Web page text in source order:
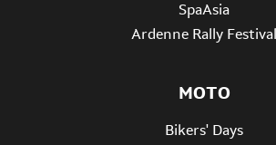
SpaAsia
Ardenne Rally Festival
MOTO
Bikers' Days